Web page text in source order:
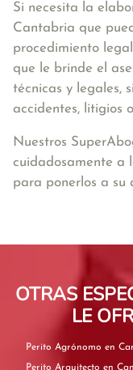
Si necesita la
Cantabria que
procedimiento
que le brinde el
técnicas y legales,
accidentes, litigios
Nuestros
cuidadosamente a
para ponerlos a su
OTRAS
LE
Perito
Perito